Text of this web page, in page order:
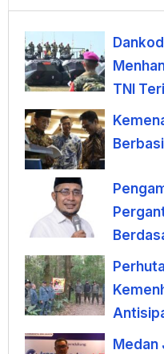
TNI
Hutan
Medan